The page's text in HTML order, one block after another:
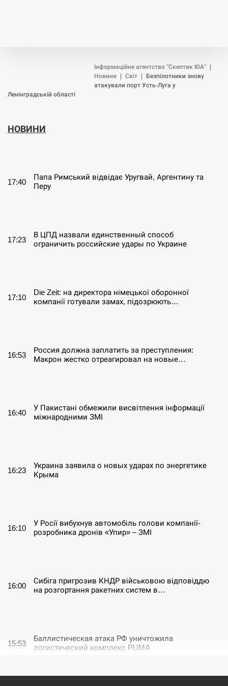
Інформаційне агентство "Скептик ЮА"
Новини
Світ
Безпілотники знову
атакували порт Усть-Луга у
Ленінградській області
НОВИНИ
17:40
Папа Римський відвідає Уругвай, Аргентину та
Перу
17:23
В ЦПД назвали единственный способ
ограничить российские удары по Украине
17:10
Die Zeit: на директора німецької оборонної
компанії готували замах, підозрюють…
16:53
Россия должна заплатить за преступления:
Макрон жестко отреагировал на новые…
16:40
У Пакистані обмежили висвітлення інформації
міжнародними ЗМІ
16:23
Украина заявила о новых ударах по энергетике
Крыма
16:10
У Росії вибухнув автомобіль голови компанії-
розробника дронів «Упир» – ЗМІ
16:00
Сибіга пригрозив КНДР військовою відповіддю
на розгортання ракетних систем в…
15:53
Баллистическая атака РФ уничтожила
логистический комплекс PUMA